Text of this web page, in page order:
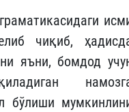
чиқиб,
яъни, бомдод
бўлиши